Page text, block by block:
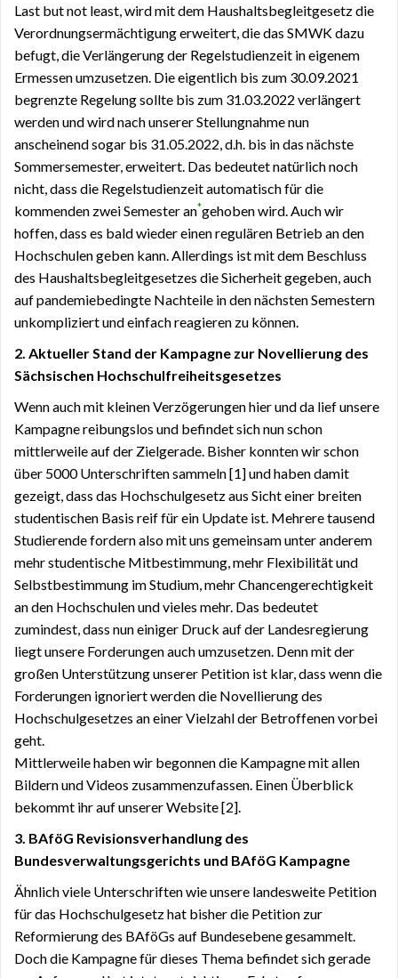
Last but not least, wird mit dem Haushaltsbegleitgesetz die
Verordnungsermächtigung erweitert, die das SMWK dazu
befugt, die Verlängerung der Regelstudienzeit in eigenem
Ermessen umzusetzen. Die eigentlich bis zum 30.09.2021
begrenzte Regelung sollte bis zum 31.03.2022 verlängert
werden und wird nach unserer Stellungnahme nun
anscheinend sogar bis 31.05.2022, d.h. bis in das nächste
Sommersemester, erweitert. Das bedeutet natürlich noch
nicht, dass die Regelstudienzeit automatisch für die
kommenden zwei Semesteran*gehoben wird. Auch wir
hoffen, dass es bald wieder einen regulären Betrieb an den
Hochschulen geben kann. Allerdings ist mit dem Beschluss
des Haushaltsbegleitgesetzes die Sicherheit gegeben, auch
auf pandemiebedingte Nachteile in den nächsten Semestern
unkompliziert und einfach reagieren zu können.
2. Aktueller Stand der Kampagne zur Novellierung des
Sächsischen Hochschulfreiheitsgesetzes
Wenn auch mit kleinen Verzögerungen hier und da lief unsere
Kampagne reibungslos und befindet sich nun schon
mittlerweile auf der Zielgerade. Bisher konnten wir schon
über 5000 Unterschriften sammeln [1] und haben damit
gezeigt, dass das Hochschulgesetz aus Sicht einer breiten
studentischen Basis reif für ein Update ist. Mehrere tausend
Studierende fordern also mit uns gemeinsam unter anderem
mehr studentische Mitbestimmung, mehr Flexibilität und
Selbstbestimmung im Studium, mehr Chancengerechtigkeit
an den Hochschulen und vieles mehr. Das bedeutet
zumindest, dass nun einiger Druck auf der Landesregierung
liegt unsere Forderungen auch umzusetzen. Denn mit der
großen Unterstützung unserer Petition ist klar, dass wenn die
Forderungen ignoriert werden die Novellierung des
Hochschulgesetzes an einer Vielzahl der Betroffenen vorbei
geht.
Mittlerweile haben wir begonnen die Kampagne mit allen
Bildern und Videos zusammenzufassen. Einen Überblick
bekommt ihr auf unserer Website [2].
3. BAföG Revisionsverhandlung des
Bundesverwaltungsgerichts und BAföG Kampagne
Ähnlich viele Unterschriften wie unsere landesweite Petition
für das Hochschulgesetz hat bisher die Petition zur
Reformierung des BAföGs auf Bundesebene gesammelt.
Doch die Kampagne für dieses Thema befindet sich gerade